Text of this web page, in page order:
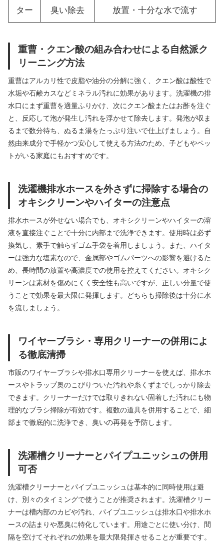
ター
臭い除去
放置・十分な水で流す
重曹・クエン酸の組み合わせによる自然派ク
リーニング方法
重曹はアルカリ性で皮脂や油分の分解に強く、クエン酸は酸性で
水垢や石鹸カスなどミネラル汚れに効果があります。洗濯機の排
水口にまず重曹を適量ふりかけ、次にクエン酸またはお酢を注ぐ
と、反応して泡が発生し汚れを浮かせて除去します。発泡が収ま
るまで数分待ち、ぬるま湯をたっぷり注いで仕上げましょう。自
然由来成分で手軽かつ安心して使える方法のため、子どもやペッ
トがいる家庭にもおすすめです。
洗濯機排水ホースを外さずに掃除する場合の
オキシクリーンやハイターの注意点
排水ホースが外せない場合でも、オキシクリーンやハイターの溶
液を直接注ぐことで十分に内部まで洗浄できます。使用時は必ず
換気し、素手で触らずゴム手袋を着用しましょう。また、ハイタ
ーは強力な塩素なので、金属部やゴムパーツへの影響を避けるた
め、長時間の放置や高濃度での使用を控えてください。オキシク
リーンは素材を傷めにくく安全性も高いですが、正しい分量で使
うことで効果を最大限に発揮します。どちらも掃除後は十分に水
を流しましょう。
ワイヤーブラシ・専用クリーナーの併用によ
る徹底清掃
市販のワイヤーブラシや排水口専用クリーナーを使えば、排水ホ
ースやトラップ奥のこびりついた汚れや糸くずまでしっかり除去
できます。クリーナーだけでは取りきれない固着した汚れにも物
理的なブラシ掃除が有効です。複数の道具を併用することで、細
部まで徹底的に洗浄でき、臭いの再発を予防します。
洗濯槽クリーナーとパイプユニッシュの併用
可否
洗濯槽クリーナーとパイプユニッシュは基本的に同時使用は避
け、別々のタイミングで使うことが推奨されます。洗濯槽クリー
ナーは槽内部のカビや汚れ、パイプユニッシュは排水口や排水ホ
ースの詰まりや悪臭に特化しています。用途ごとに使い分け、間
隔を空けてそれぞれの効果を最大限発揮させることが重要です。